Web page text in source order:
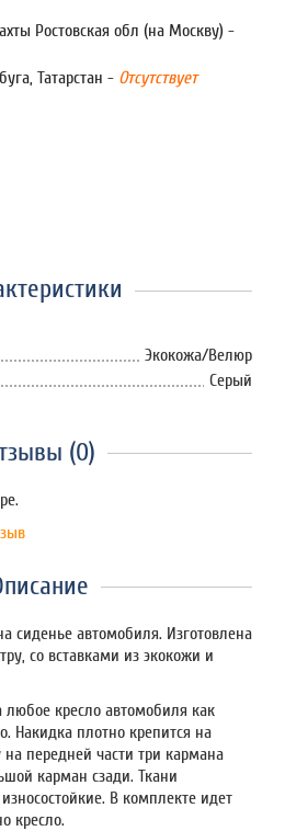
Ростовская обл (на Москву) -
Татарстан - Отсутствует
Экокожа/Велюр
Серый
(0)
сиденье автомобиля. Изготовлена
со вставками из экокожи и
любое кресло автомобиля как
Накидка плотно крепится на
передней части три кармана
карман сзади. Ткани
В комплекте идет
кресло.